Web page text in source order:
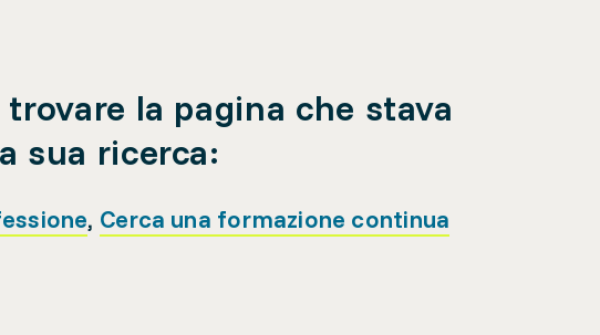
la pagina che stava
sua ricerca:
, Cerca una formazione continua